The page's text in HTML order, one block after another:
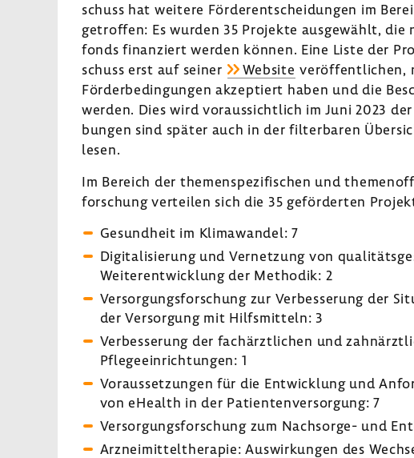
schuss hat weitere Förder­ent­schei­dungen im
getroffen: Es wurden 35 Projekte ausge­wählt,
fonds finan­ziert werden können. Eine Liste der
schuss erst auf seiner
Website veröf­fent­li­chen,
Förder­be­din­gungen akzep­tiert haben und die
werden. Dies wird voraus­sicht­lich im Juni 2023
bungen sind später auch in der filter­baren
lesen.
Im Bereich der themen­spe­zi­fi­schen und
for­schung verteilen sich die 35 geför­derten
Gesund­heit im Klima­wandel: 7
Digi­ta­li­sie­rung und Vernet­zung von
Weiter­ent­wick­lung der Methodik: 2
Versor­gungs­for­schung zur Verbes­se­rung der
der Versor­gung mit Hilfs­mit­teln: 3
Verbes­se­rung der fach­ärzt­li­chen und
Pfle­ge­ein­rich­tungen: 1
Voraus­set­zungen für die Entwick­lung und
von eHealth in der Pati­en­ten­ver­sor­gung: 7
Versor­gungs­for­schung zum Nachsorge-​ und
Arznei­mit­tel­the­rapie: Auswir­kungen des